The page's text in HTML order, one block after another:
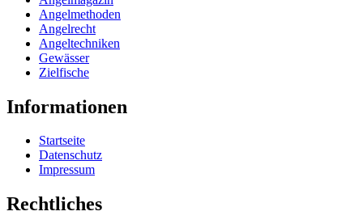
Angelmethoden
Angelrecht
Angeltechniken
Gewässer
Zielfische
Informationen
Startseite
Datenschutz
Impressum
Rechtliches